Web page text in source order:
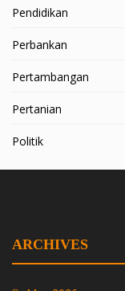
Pendidikan
Perbankan
Pertambangan
Pertanian
Politik
ARCHIVES